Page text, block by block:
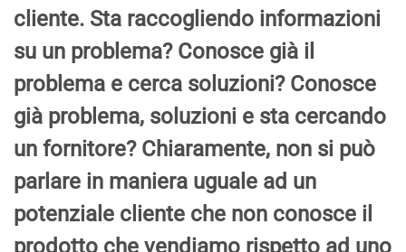
cliente. Sta raccogliendo informazioni
su un problema? Conosce già il
problema e cerca soluzioni? Conosce
già problema, soluzioni e sta cercando
un fornitore? Chiaramente, non si può
parlare in maniera uguale ad un
potenziale cliente che non conosce il
prodotto che vendiamo rispetto ad uno